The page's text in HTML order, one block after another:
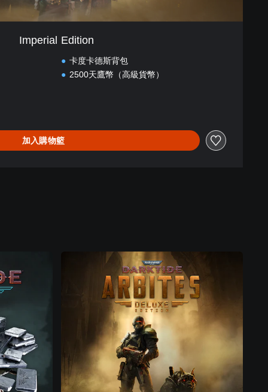
Imperial Edition
卡度卡德斯背包
2500天鷹幣（高級貨幣）
加入購物籃